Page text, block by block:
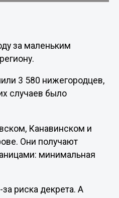
за маленьким
3 580 нижегородцев,
случаев было
Канавинском и
Они получают
минимальная
риска декрета. А